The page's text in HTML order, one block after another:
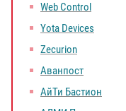
Web Control
Yota Devices
Zecurion
Аванпост
АйТи Бастион